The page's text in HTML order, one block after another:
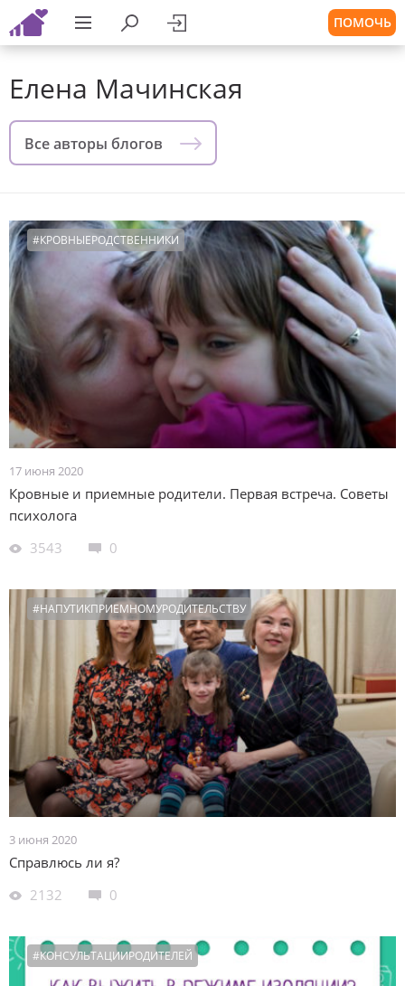
ПОМОЧЬ
Елена Мачинская
Все авторы блогов
#КРОВНЫЕРОДСТВЕННИКИ
17 июня 2020
Кровные и приемные родители. Первая встреча. Советы
психолога
3543
0
#НАПУТИКПРИЕМНОМУРОДИТЕЛЬСТВУ
3 июня 2020
Справлюсь ли я?
2132
0
#КОНСУЛЬТАЦИИРОДИТЕЛЕЙ